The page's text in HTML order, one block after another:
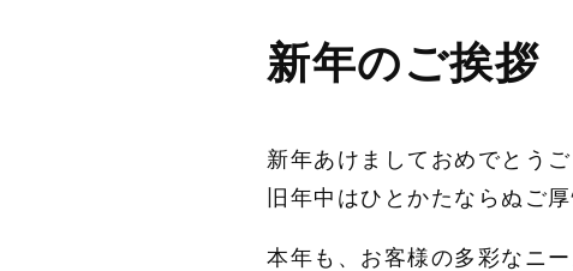
新年のご挨拶
新年あけましておめでとう
旧年中はひとかたならぬご
本年も、お客様の多彩なニ